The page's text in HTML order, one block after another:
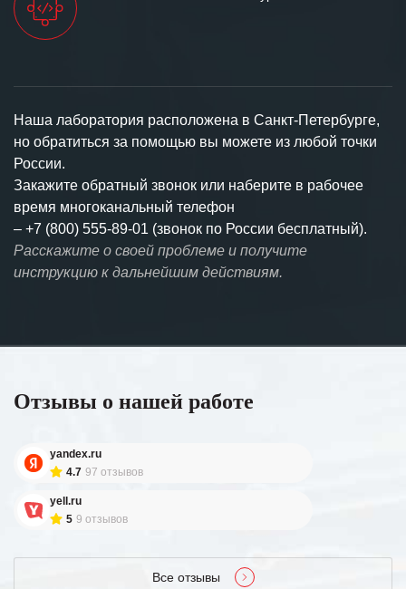
Наша лаборатория расположена в Санкт-Петербурге,
но обратиться за помощью вы можете из любой точки
России.
Закажите обратный звонок или наберите в рабочее
время многоканальный телефон
– +7 (800) 555-89-01 (звонок по России бесплатный).
Расскажите о своей проблеме и получите
инструкцию к дальнейшим действиям.
Отзывы о нашей работе
yandex.ru
4.7 97 отзывов
yell.ru
5 9 отзывов
Все отзывы